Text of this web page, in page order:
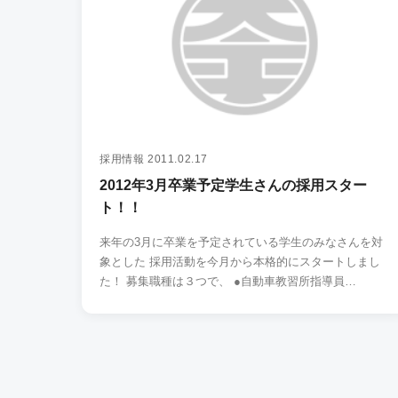
採用情報 2011.02.17
2012年3月卒業予定学生さんの採用スター
ト！！
来年の3月に卒業を予定されている学生のみなさんを対
象とした 採用活動を今月から本格的にスタートしまし
た！ 募集職種は３つで、 ●自動車教習所指導員…